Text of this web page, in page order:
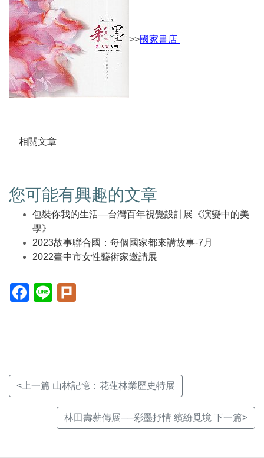
>>國家書店
相關文章
您可能有興趣的文章
包裝你我的生活—台灣百年視覺設計展《演變中的美
學》
2023故事聯合國：每個國家都來講故事-7月
2022臺中市女性藝術家邀請展
Facebook(另
開
Line(另
開
<上一篇 山林記憶：花蓮林業歷史特展
林田壽薪傳展──彩墨抒情 繽紛覓境 下一篇>